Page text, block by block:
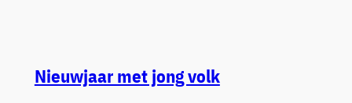
Nieuwjaar met jong volk